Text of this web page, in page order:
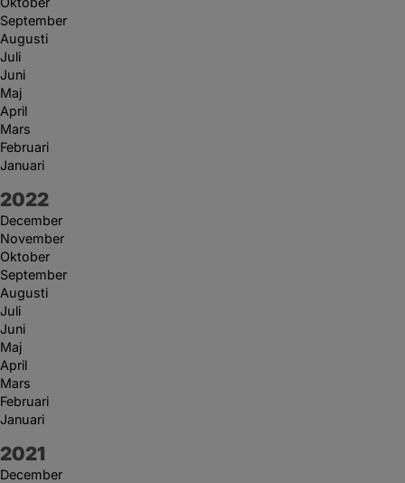
September
Augusti
Juli
Juni
Maj
April
Mars
Februari
Januari
År:
2022
December
November
Oktober
September
Augusti
Juli
Juni
Maj
April
Mars
Februari
Januari
År:
2021
December